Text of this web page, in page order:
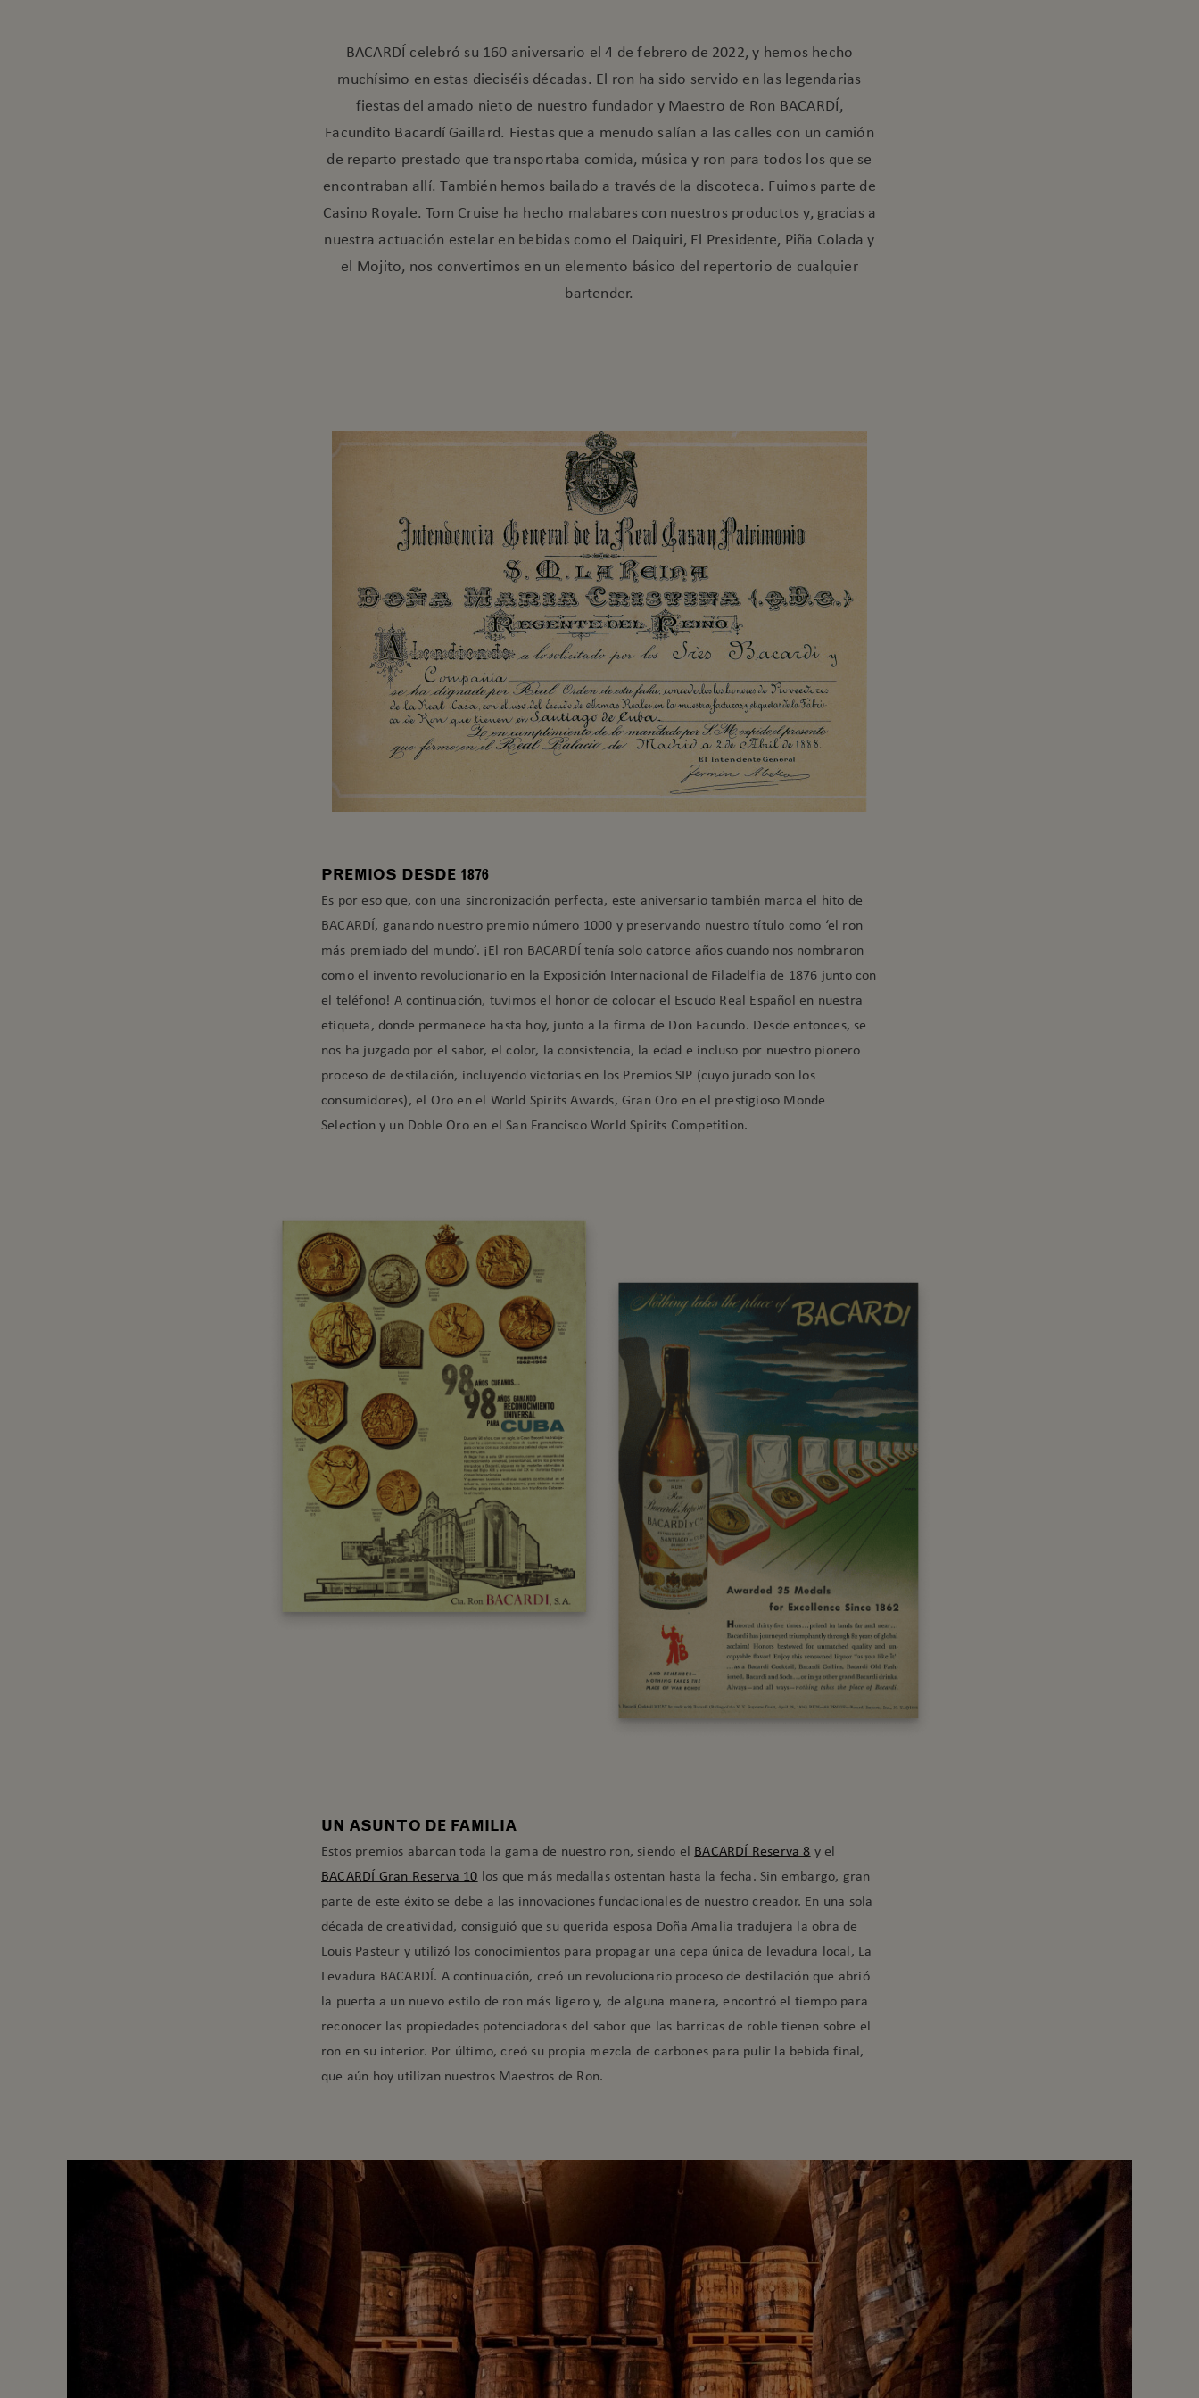
BACARDÍ celebró su 160 aniversario el 4 de febrero de 2022, y hemos hecho
muchísimo en estas dieciséis décadas. El ron ha sido servido en las legendarias
fiestas del amado nieto de nuestro fundador y Maestro de Ron BACARDÍ,
Facundito Bacardí Gaillard. Fiestas que a menudo salían a las calles con un camión
de reparto prestado que transportaba comida, música y ron para todos los que se
encontraban allí. También hemos bailado a través de la discoteca. Fuimos parte de
Casino Royale. Tom Cruise ha hecho malabares con nuestros productos y, gracias a
nuestra actuación estelar en bebidas como el Daiquiri, El Presidente, Piña Colada y
el Mojito, nos convertimos en un elemento básico del repertorio de cualquier
bartender.
PREMIOS DESDE 1876
Es por eso que, con una sincronización perfecta, este aniversario también marca el hito de
BACARDÍ, ganando nuestro premio número 1000 y preservando nuestro título como ‘el ron
más premiado del mundo’. ¡El ron BACARDÍ tenía solo catorce años cuando nos nombraron
como el invento revolucionario en la Exposición Internacional de Filadelfia de 1876 junto con
el teléfono! A continuación, tuvimos el honor de colocar el Escudo Real Español en nuestra
etiqueta, donde permanece hasta hoy, junto a la firma de Don Facundo. Desde entonces, se
nos ha juzgado por el sabor, el color, la consistencia, la edad e incluso por nuestro pionero
proceso de destilación, incluyendo victorias en los Premios SIP (cuyo jurado son los
consumidores), el Oro en el World Spirits Awards, Gran Oro en el prestigioso Monde
Selection y un Doble Oro en el San Francisco World Spirits Competition.
UN ASUNTO DE FAMILIA
Estos premios abarcan toda la gama de nuestro ron, siendo el BACARDÍ Reserva 8 y el
BACARDÍ Gran Reserva 10 los que más medallas ostentan hasta la fecha. Sin embargo, gran
parte de este éxito se debe a las innovaciones fundacionales de nuestro creador. En una sola
década de creatividad, consiguió que su querida esposa Doña Amalia tradujera la obra de
Louis Pasteur y utilizó los conocimientos para propagar una cepa única de levadura local, La
Levadura BACARDĺ. A continuación, creó un revolucionario proceso de destilación que abrió
la puerta a un nuevo estilo de ron más ligero y, de alguna manera, encontró el tiempo para
reconocer las propiedades potenciadoras del sabor que las barricas de roble tienen sobre el
ron en su interior. Por último, creó su propia mezcla de carbones para pulir la bebida final,
que aún hoy utilizan nuestros Maestros de Ron.